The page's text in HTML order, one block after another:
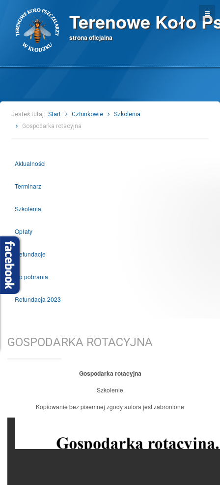
Terenowe Koło
strona oficjalna
Jesteś tutaj: Start Członkowie
Szkolenia
Gospodarka rotacyjna
Aktualności
Terminarz
Szkolenia
Opłaty
Refundacje
Do pobrania
Refundacja 2023
GOSPODARKA ROTACYJNA
Gospodarka rotacyjna
Szkolenie
Kopiowanie bez pisemnej zgody autora jest zabronione